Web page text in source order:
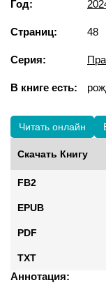
Год:
Страниц: 48
Серия:
В книге есть:
Читать онлайн
Скачать Книгу
FB2
EPUB
PDF
TXT
Аннотация: